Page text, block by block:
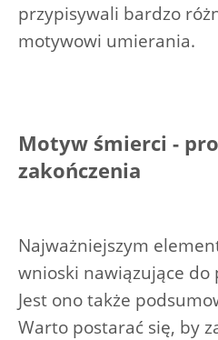
przypisywali bardzo
motywowi umierania.
Motyw śmierci -
zakończenia
Najważniejszym
wnioski nawiązujące do
Jest ono także
Warto postarać się, by